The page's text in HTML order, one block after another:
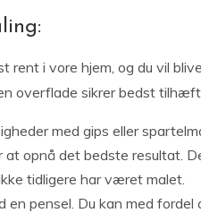
rent i vore hjem, og du vil
overflade sikrer bedst
med gips eller
at opnå det bedste resultat.
tidligere har været malet.
pensel. Du kan med fordel